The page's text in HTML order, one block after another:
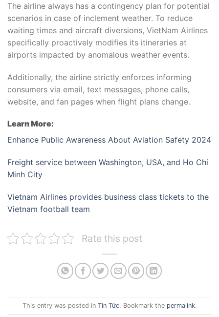
The airline always has a contingency plan for potential
scenarios in case of inclement weather. To reduce
waiting times and aircraft diversions, VietNam Airlines
specifically proactively modifies its itineraries at
airports impacted by anomalous weather events.
Additionally, the airline strictly enforces informing
consumers via email, text messages, phone calls,
website, and fan pages when flight plans change.
Learn More:
Enhance Public Awareness About Aviation Safety 2024
Freight service between Washington, USA, and Ho Chi
Minh City
Vietnam Airlines provides business class tickets to the
Vietnam football team
Rate this post
This entry was posted in Tin Tức. Bookmark the permalink.